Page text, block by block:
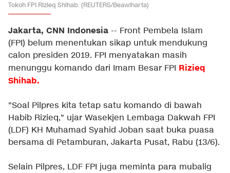
Tokoh FPI Rizieq Shihab. (REUTERS/Beawiharta)
Jakarta, CNN Indonesia -- Front Pembela Islam
(FPI) belum menentukan sikap untuk mendukung
calon presiden 2019. FPI menyatakan masih
menunggu komando dari Imam Besar FPI Rizieq
Shihab.
"Soal Pilpres kita tetap satu komando di bawah
Habib Rizieq," ujar Wasekjen Lembaga Dakwah FPI
(LDF) KH Muhamad Syahid Joban saat buka puasa
bersama di Petamburan, Jakarta Pusat, Rabu (13/6).
Selain Pilpres, LDF FPI juga meminta para mubalig